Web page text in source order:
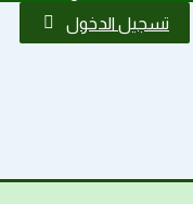
تسجيل الدخول